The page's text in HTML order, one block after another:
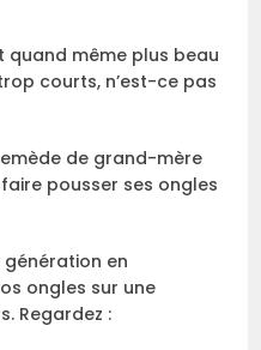
quand même plus beau
courts, n’est-ce pas
de grand-mère
pousser ses ongles
en
ongles sur une
Regardez :